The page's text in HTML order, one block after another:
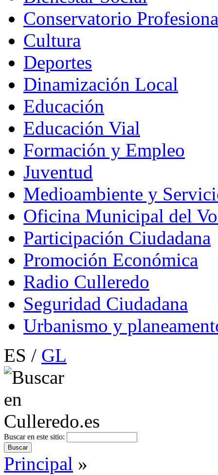
Conservatorio
Cultura
Deportes
Dinamización Local
Educación
Educación Vial
Formación y Empleo
Juventud
Medioambiente y
Oficina Municipal del
Participación Ciudadana
Promoción Económica
Radio Culleredo
Seguridad Ciudadana
Urbanismo y
ES / GL
Buscar en este sitio:
Principal »